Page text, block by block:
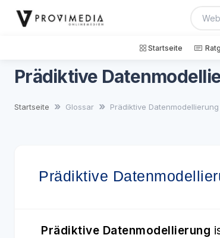
Startseite
Prädiktive
Startseite Glossar Prädiktive Datenmodellierung
Prädiktive
Prädiktive Datenmodellierung